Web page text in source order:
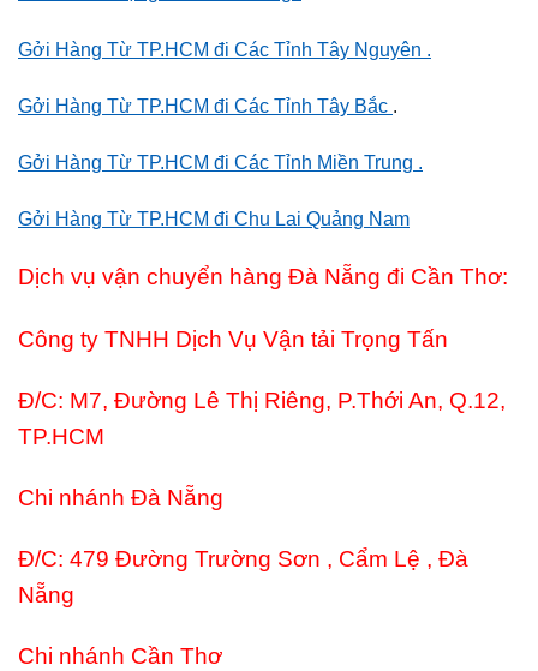
Gởi Hàng Từ TP.HCM đi Các Tỉnh Tây Nguyên .
Gởi Hàng Từ TP.HCM đi Các Tỉnh Tây Bắc .
Gởi Hàng Từ TP.HCM đi Các Tỉnh Miền Trung .
Gởi Hàng Từ TP.HCM đi Chu Lai Quảng Nam
Dịch vụ vận chuyển hàng Đà Nẵng đi Cần Thơ:
Công ty TNHH Dịch Vụ Vận tải Trọng Tấn
Đ/C: M7, Đường Lê Thị Riêng, P.Thới An, Q.12,
TP.HCM
Chi nhánh Đà Nẵng
Đ/C: 479 Đường Trường Sơn , Cẩm Lệ , Đà
Nẵng
Chi nhánh Cần Thơ